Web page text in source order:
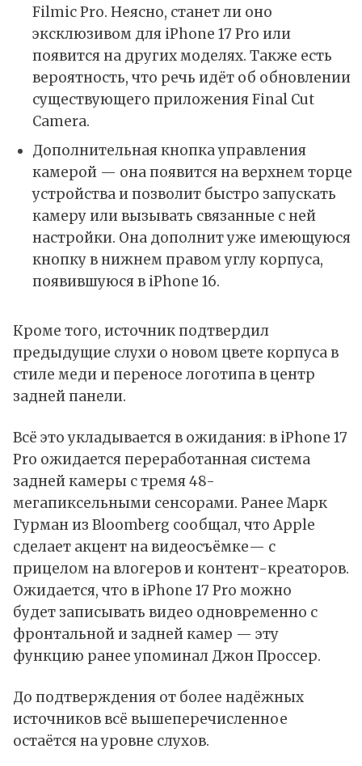
Filmic Pro. Неясно, станет ли оно
эксклюзивом для iPhone 17 Pro или
появится на других моделях. Также есть
вероятность, что речь идёт об обновлении
существующего приложения Final Cut
Camera.
Дополнительная кнопка управления
камерой — она появится на верхнем торце
устройства и позволит быстро запускать
камеру или вызывать связанные с ней
настройки. Она дополнит уже имеющуюся
кнопку в нижнем правом углу корпуса,
появившуюся в iPhone 16.
Кроме того, источник подтвердил
предыдущие слухи о новом цвете корпуса в
стиле меди и переносе логотипа в центр
задней панели.
Всё это укладывается в ожидания: в iPhone 17
Pro ожидается переработанная система
задней камеры с тремя 48-
мегапиксельными сенсорами. Ранее Марк
Гурман из Bloomberg сообщал, что Apple
сделает акцент на видеосъёмке— с
прицелом на влогеров и контент-креаторов.
Ожидается, что в iPhone 17 Pro можно
будет записывать видео одновременно с
фронтальной и задней камер — эту
функцию ранее упоминал Джон Проссер.
До подтверждения от более надёжных
источников всё вышеперечисленное
остаётся на уровне слухов.